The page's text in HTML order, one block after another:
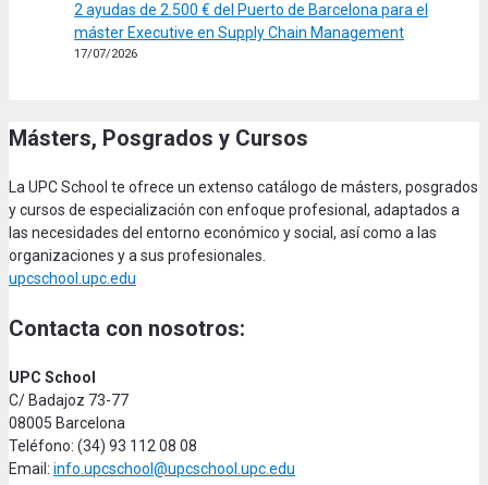
2 ayudas de 2.500 € del Puerto de Barcelona para el
máster Executive en Supply Chain Management
17/07/2026
Másters, Posgrados y Cursos
La UPC School te ofrece un extenso catálogo de másters, posgrados
y cursos de especialización con enfoque profesional, adaptados a
las necesidades del entorno económico y social, así como a las
organizaciones y a sus profesionales.
upcschool.upc.edu
Contacta con nosotros:
UPC School
C/ Badajoz 73-77
08005 Barcelona
Teléfono: (34) 93 112 08 08
Email: info.upcschool@upcschool.upc.edu